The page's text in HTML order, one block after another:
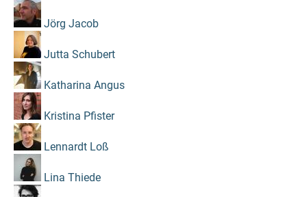
Jörg Jacob
Jutta Schubert
Katharina Angus
Kristina Pfister
Lennardt Loß
Lina Thiede